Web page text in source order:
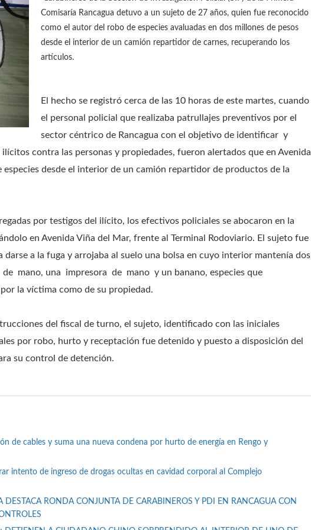
Comisaría Rancagua detuvo a un sujeto de 27 años, quien fue reconocido
como el autor del robo de especies avaluadas en dos millones de pesos
desde el interior de un camión repartidor de carnes, recuperando los
artículos.
El hecho se registró cerca de las 10 horas de este martes, cuando
el personal policial que realizaba patrullajes preventivos por el
sector céntrico de Rancagua con el objetivo de identificar y
contra las personas y propiedades, fueron alertados que en Avenida
desde el interior de un camión repartidor de productos de la
por testigos del ilícito, los efectivos policiales se abocaron en la
en Avenida Viña del Mar, frente al Terminal Rodoviario. El sujeto fue
a la fuga y arrojaba al suelo una bolsa en cuyo interior mantenía dos
mano, una impresora de mano y un banano, especies que
la víctima como de su propiedad.
del fiscal de turno, el sujeto, identificado con las iniciales
por robo, hurto y receptación fue detenido y puesto a disposición del
su control de detención.
de cables y suma una nueva condena por hurto de energía en Rengo y
intento de ingreso de drogas ocultas en cavidad corporal al Complejo
DESTACA RONDA CONJUNTA DE CARABINEROS Y PDI EN RANCAGUA CON